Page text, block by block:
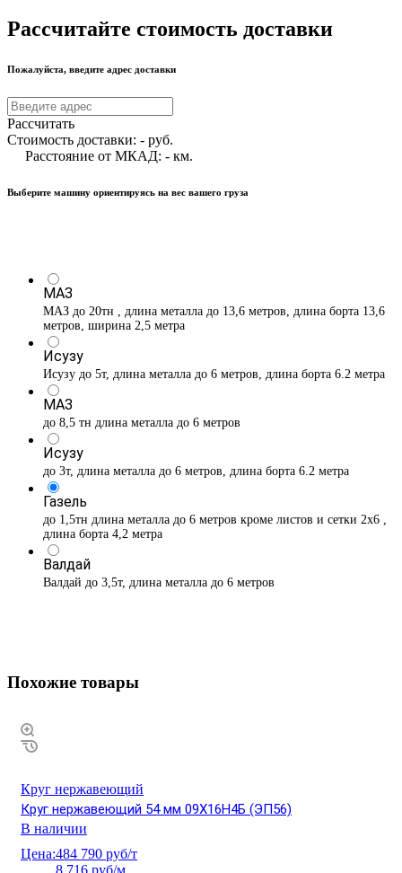
Рассчитайте стоимость доставки
Пожалуйста, введите адрес доставки
Рассчитать
Стоимость доставки: - руб.
Расстояние от МКАД: - км.
Выберите машину ориентируясь на вес вашего груза
МАЗ
МАЗ до 20тн , длина металла до 13,6 метров, длина борта 13,6
метров, ширина 2,5 метра
Исузу
Исузу до 5т, длина металла до 6 метров, длина борта 6.2 метра
МАЗ
до 8,5 тн длина металла до 6 метров
Исузу
до 3т, длина металла до 6 метров, длина борта 6.2 метра
Газель
до 1,5тн длина металла до 6 метров кроме листов и сетки 2х6 ,
длина борта 4,2 метра
Валдай
Валдай до 3,5т, длина металла до 6 метров
Похожие товары
Круг нержавеющий
Круг нержавеющий 54 мм 09Х16Н4Б (ЭП56)
В наличии
Цена:484 790 руб/т
8 716 руб/м